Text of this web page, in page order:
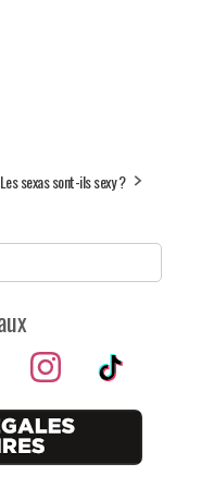
Les sexas sont-ils sexy ?